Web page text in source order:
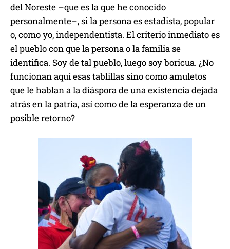
del Noreste –que es la que he conocido
personalmente–, si la persona es estadista, popular
o, como yo, independentista. El criterio inmediato es
el pueblo con que la persona o la familia se
identifica. Soy de tal pueblo, luego soy boricua. ¿No
funcionan aquí esas tablillas sino como amuletos
que le hablan a la diáspora de una existencia dejada
atrás en la patria, así como de la esperanza de un
posible retorno?